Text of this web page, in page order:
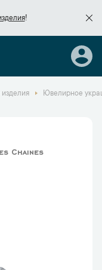
!
Ювелирное
Chaines